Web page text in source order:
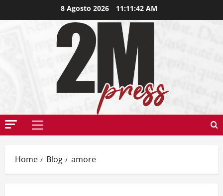
8 Agosto 2026 11:11:43 AM
Home Blog amore